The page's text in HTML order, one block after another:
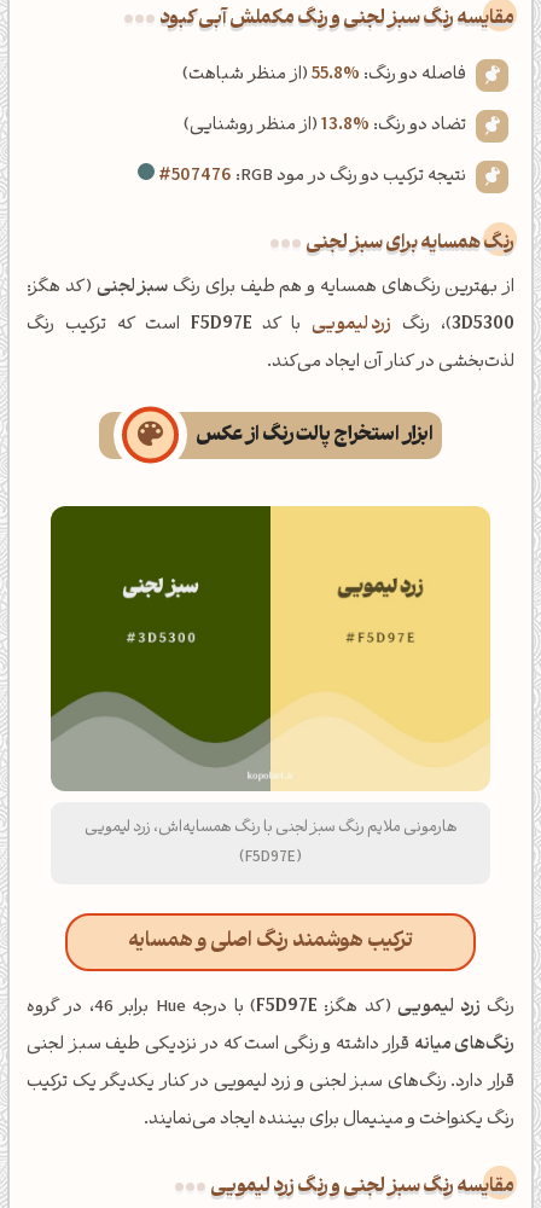
‌مقایسه رنگ سبز لجنی و رنگ مکملش آبی کبود
فاصله دو رنگ: 55.8%(از منظر شباهت)
تضاد دو رنگ: 13.8%(از منظر روشنایی)
نتیجه ترکیب دو رنگ در مود RGB:
#507476
رنگ همسایه برای سبز لجنی
از بهترین رنگ‌های همسایه و هم طیف برای رنگسبز لجنی (کد هگز:
3D5300)، رنگ زرد لیموییبا کد F5D97E است که ترکیب رنگ
لذت‌بخشی در کنار آن ایجاد می‌کند.
ابزار استخراج پالت رنگ از عکس
هارمونی ملایم رنگ سبز لجنی با رنگ همسایه‌اش، زرد لیمویی
(F5D97E)
ترکیب هوشمند رنگ اصلی و همسایه
رنگ زرد لیمویی(کد هگز: F5D97E) با درجه Hue برابر 46، در گروه
رنگ‌های میانه قرار داشته و رنگی است که در نزدیکی طیف سبز لجنی
قرار دارد. رنگ‌های سبز لجنی و زرد لیمویی در کنار یکدیگر یک ترکیب
رنگ یکنواخت و مینیمال برای بیننده ایجاد می‌نمایند.
‌مقایسه رنگ سبز لجنی و رنگ زرد لیمویی